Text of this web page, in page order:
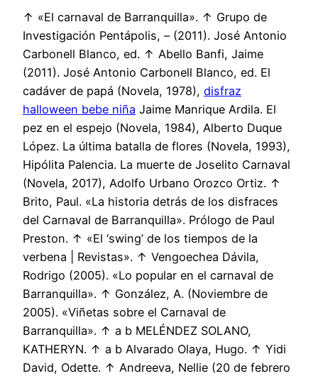
↑ «El carnaval de Barranquilla». ↑ Grupo de
Investigación Pentápolis, – (2011). José Antonio
Carbonell Blanco, ed. ↑ Abello Banfi, Jaime
(2011). José Antonio Carbonell Blanco, ed. El
cadáver de papá (Novela, 1978), disfraz
halloween bebe niña Jaime Manrique Ardila. El
pez en el espejo (Novela, 1984), Alberto Duque
López. La última batalla de flores (Novela, 1993),
Hipólita Palencia. La muerte de Joselito Carnaval
(Novela, 2017), Adolfo Urbano Orozco Ortiz. ↑
Brito, Paul. «La historia detrás de los disfraces
del Carnaval de Barranquilla». Prólogo de Paul
Preston. ↑ «El ‘swing’ de los tiempos de la
verbena | Revistas». ↑ Vengoechea Dávila,
Rodrigo (2005). «Lo popular en el carnaval de
Barranquilla». ↑ González, A. (Noviembre de
2005). «Viñetas sobre el Carnaval de
Barranquilla». ↑ a b MELÉNDEZ SOLANO,
KATHERYN. ↑ a b Alvarado Olaya, Hugo. ↑ Yidi
David, Odette. ↑ Andreeva, Nellie (20 de febrero